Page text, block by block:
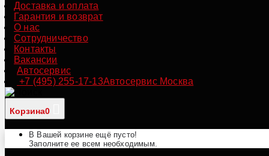
Доставка и оплата
Гарантия и возврат
О нас
Сотрудничество
Контакты
Вакансии
Автосервис
+7 (495) 255-17-13Автосервис Москва
Корзина0
В Вашей корзине ещё пусто!
Заполните ее всем необходимым.